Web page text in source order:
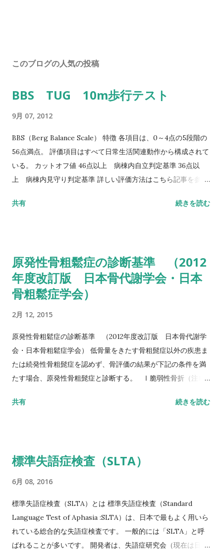
このブログの人気の投稿
BBS TUG 10m歩行テスト
9月 07, 2012
BBS（Berg Balance Scale） 特徴 各項目は、0～4点の5段階の
56点満点。 評価項目はすべて日常生活関連動作から構成されて
いる。 カットオフ値 46点以上 病棟内自立判定基準 36点以
上 病棟内見守り判定基準 詳しい評価方法はこちら記事を参照
TUG（Timed Up to Go）テスト 方法 肘掛つきの椅子から立
詳しい評価方法はこちら記事を参照して下さい↓ タイムアップ
アンドゴーテスト TUG:Timed Up & Go Test 10m歩行テスト
方法 助走路（各3m）を含めた約16m（直線歩行路）を歩行し、
測する。 カットオフ 24.6秒：屋内歩行 11.6秒：屋外歩行 詳し
い評価方法はこちら記事を参照して下さい↓ 10メートル歩行テ
スト(10MWT)
共有 続きを読む
原発性骨粗鬆症の診断基準 （2012
年度改訂版 日本骨代謝学会・日本
骨粗鬆症学会）
2月 12, 2015
原発性骨粗鬆症の診断基準 （2012年度改訂版 日本骨代謝学
会・日本骨粗鬆症学会） 低骨量をきたす骨粗髭症以外の疾患ま
たは続発性骨粗髭症を認めず、骨評価の結果が下記の条件を満
たす場合、原発性骨粗髭症と診断する。 Ⅰ脆弱性骨折（注1）
の脆弱性骨折（注3）があり、骨密度（注4）がYAMの80％未満
性骨折、軽微な外力とは、立った姿勢からの転倒か、それ以下
を確認することが望ましい。 注3 そのほかの脆弱性骨折：軽微
な外力によって発生した非外傷性骨折で、骨折部位は肋骨、骨
盤（恥骨、坐骨、仙骨を含む）上腕骨近位部、焼骨遠位端、下
腿骨。 注4 骨密度は原則として腰椎または大腿骨近位部骨密度
共有 続きを読む
標準失語症検査（SLTA）
6月 08, 2016
標準失語症検査（SLTA）とは 標準失語症検査（Standard
Language Test of Aphasia :SLTA）は、日本で最もよく用いら
れている総合的な失語症検査です。 一般的には「SLTA」と呼
ばれることが多いです。 開発者は、失語症研究会（現在は日本